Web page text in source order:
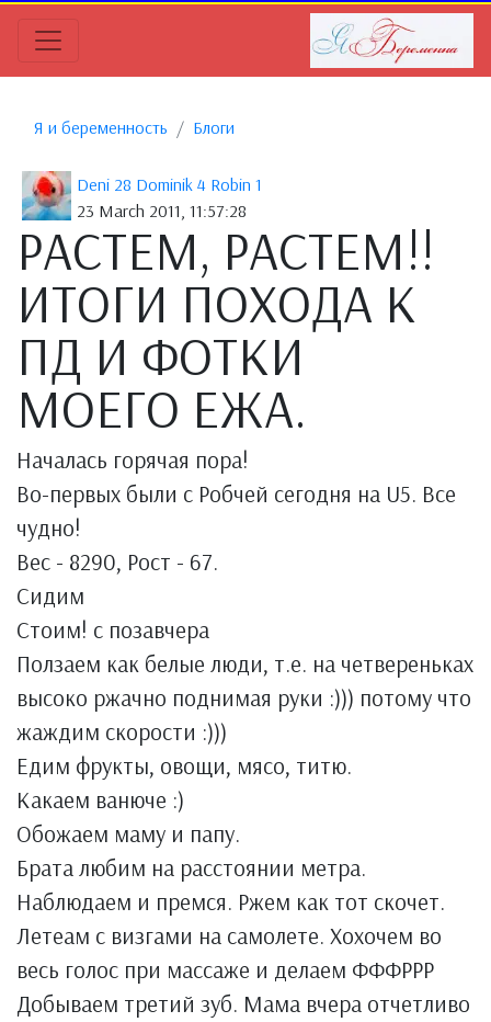
Я и беременность Блоги
Deni 28 Dominik 4 Robin 1
23 March 2011, 11:57:28
РАСТЕМ, РАСТЕМ!!
ИТОГИ ПОХОДА К
ПД И ФОТКИ
МОЕГО ЕЖА.
Началась горячая пора!
Во-первых были с Робчей сегодня на U5. Все
чудно!
Вес - 8290, Рост - 67.
Сидим
Стоим! с позавчера
Ползаем как белые люди, т.е. на четвереньках
высоко ржачно поднимая руки :))) потому что
жаждим скорости :)))
Едим фрукты, овощи, мясо, титю.
Какаем ванюче :)
Обожаем маму и папу.
Брата любим на расстоянии метра.
Наблюдаем и премся. Ржем как тот скочет.
Летеам с визгами на самолете. Хохочем во
весь голос при массаже и делаем ФФФРРР
Добываем третий зуб. Мама вчера отчетливо